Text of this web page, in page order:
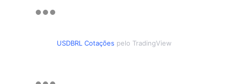
USDBRL Cotações pelo TradingView